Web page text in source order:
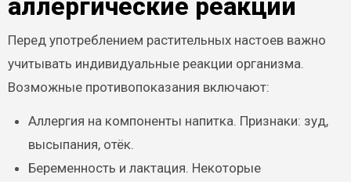
аллергические реакции
Перед употреблением растительных настоев важно
учитывать индивидуальные реакции организма.
Возможные противопоказания включают:
Аллергия на компоненты напитка. Признаки: зуд,
высыпания, отёк.
Беременность и лактация. Некоторые